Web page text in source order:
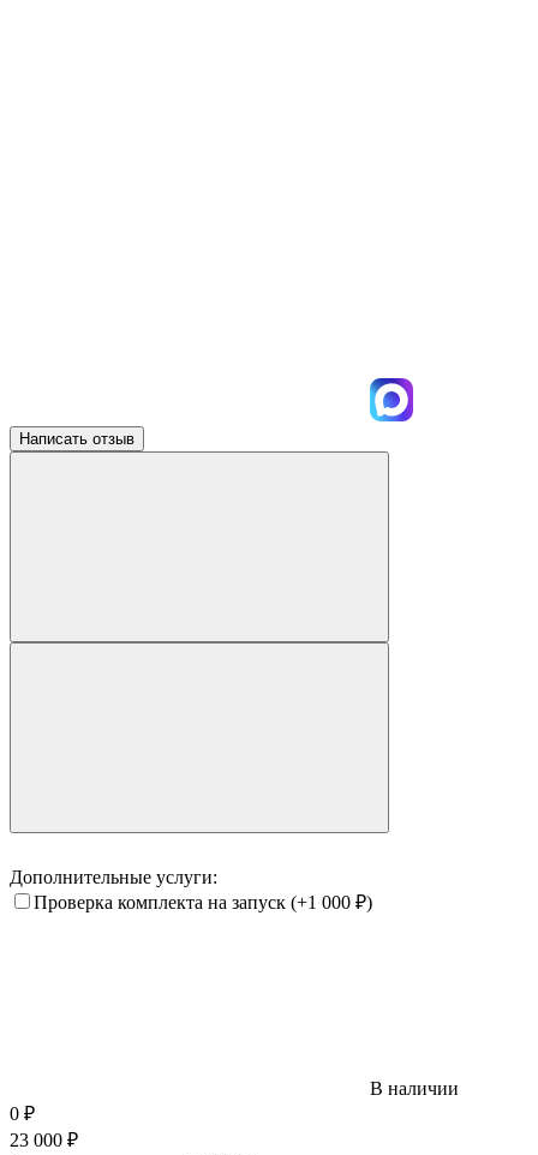
Написать отзыв
Дополнительные услуги:
Проверка комплекта на запуск (+1 000 ₽)
В наличии
0 ₽
23 000 ₽